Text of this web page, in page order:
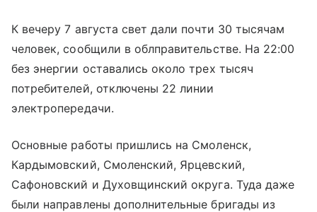
К вечеру 7 августа свет дали почти 30 тысячам
человек, сообщили в облправительстве. На 22:00
без энергии оставались около трех тысяч
потребителей, отключены 22 линии
электропередачи.
Основные работы пришлись на Смоленск,
Кардымовский, Смоленский, Ярцевский,
Сафоновский и Духовщинский округа. Туда даже
были направлены дополнительные бригады из